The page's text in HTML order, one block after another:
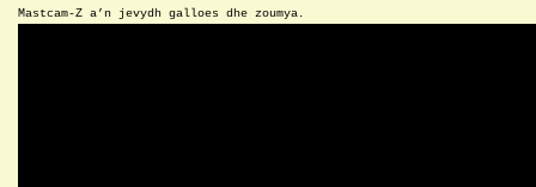
Mastcam-Z a’n jevydh galloes dhe zoumya.